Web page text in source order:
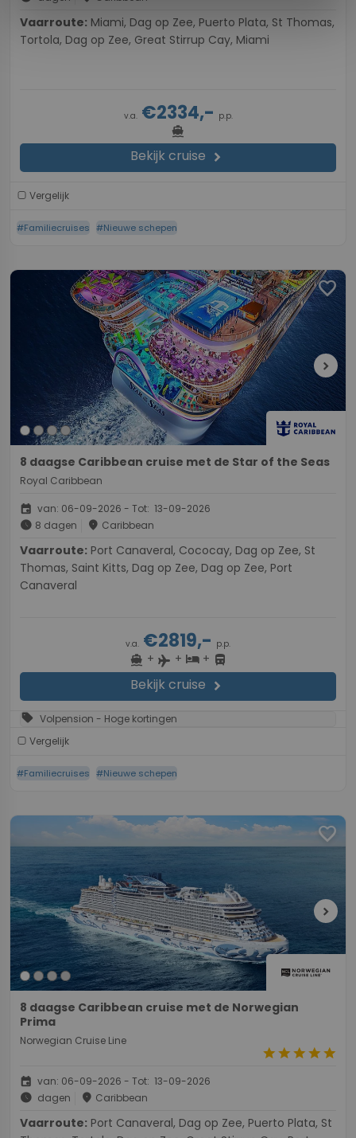
Vaarroute:
Tortola, Dag op Zee, Great Stirrup Cay, Miami
v.a.€2334,- p.p.
directions_boat
Bekijk cruise chevron_right
Vergelijk
#Familiecruises #Nieuwe schepen
favorite
chevron_right
8 daagse Caribbean cruise met de Star of the Seas
Royal Caribbean
event van: 06-09-2026 - Tot: 13-09-2026
schedule 8 dagen place Caribbean
Vaarroute:
Thomas, Saint Kitts, Dag op Zee, Dag op Zee, Port
Canaveral
v.a. €2819,- p.p.
directions_boat + flight + hotel+ directions_bus
Bekijk cruise chevron_right
sell Volpension - Hoge kortingen
Vergelijk
#Familiecruises #Nieuwe schepen
favorite
chevron_right
8 daagse Caribbean cruise met de Norwegian
Prima
Norwegian Cruise Line
starstarstarstarstar
event van: 06-09-2026 - Tot: 13-09-2026
schedule dagen place Caribbean
Vaarroute: